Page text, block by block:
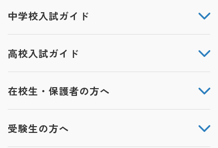
中学校入試ガイド
高校入試ガイド
在校生・保護者の方へ
受験生の方へ